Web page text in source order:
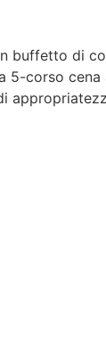
buffetto di
5-corso